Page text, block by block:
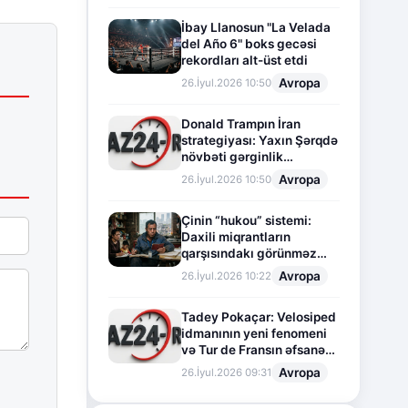
İbay Llanosun "La Velada
del Año 6" boks gecəsi
rekordları alt-üst etdi
26.İyul.2026 10:50 Avropa
Donald Trampın İran
strategiyası: Yaxın Şərqdə
növbəti gərginlik
mərhələsi
26.İyul.2026 10:50 Avropa
Çinin “hukou” sistemi:
Daxili miqrantların
qarşısındakı görünməz
sədd
26.İyul.2026 10:22 Avropa
Tadey Pokaçar: Velosiped
idmanının yeni fenomeni
və Tur de Fransın əfsanəvi
səhifəsi
26.İyul.2026 09:31 Avropa